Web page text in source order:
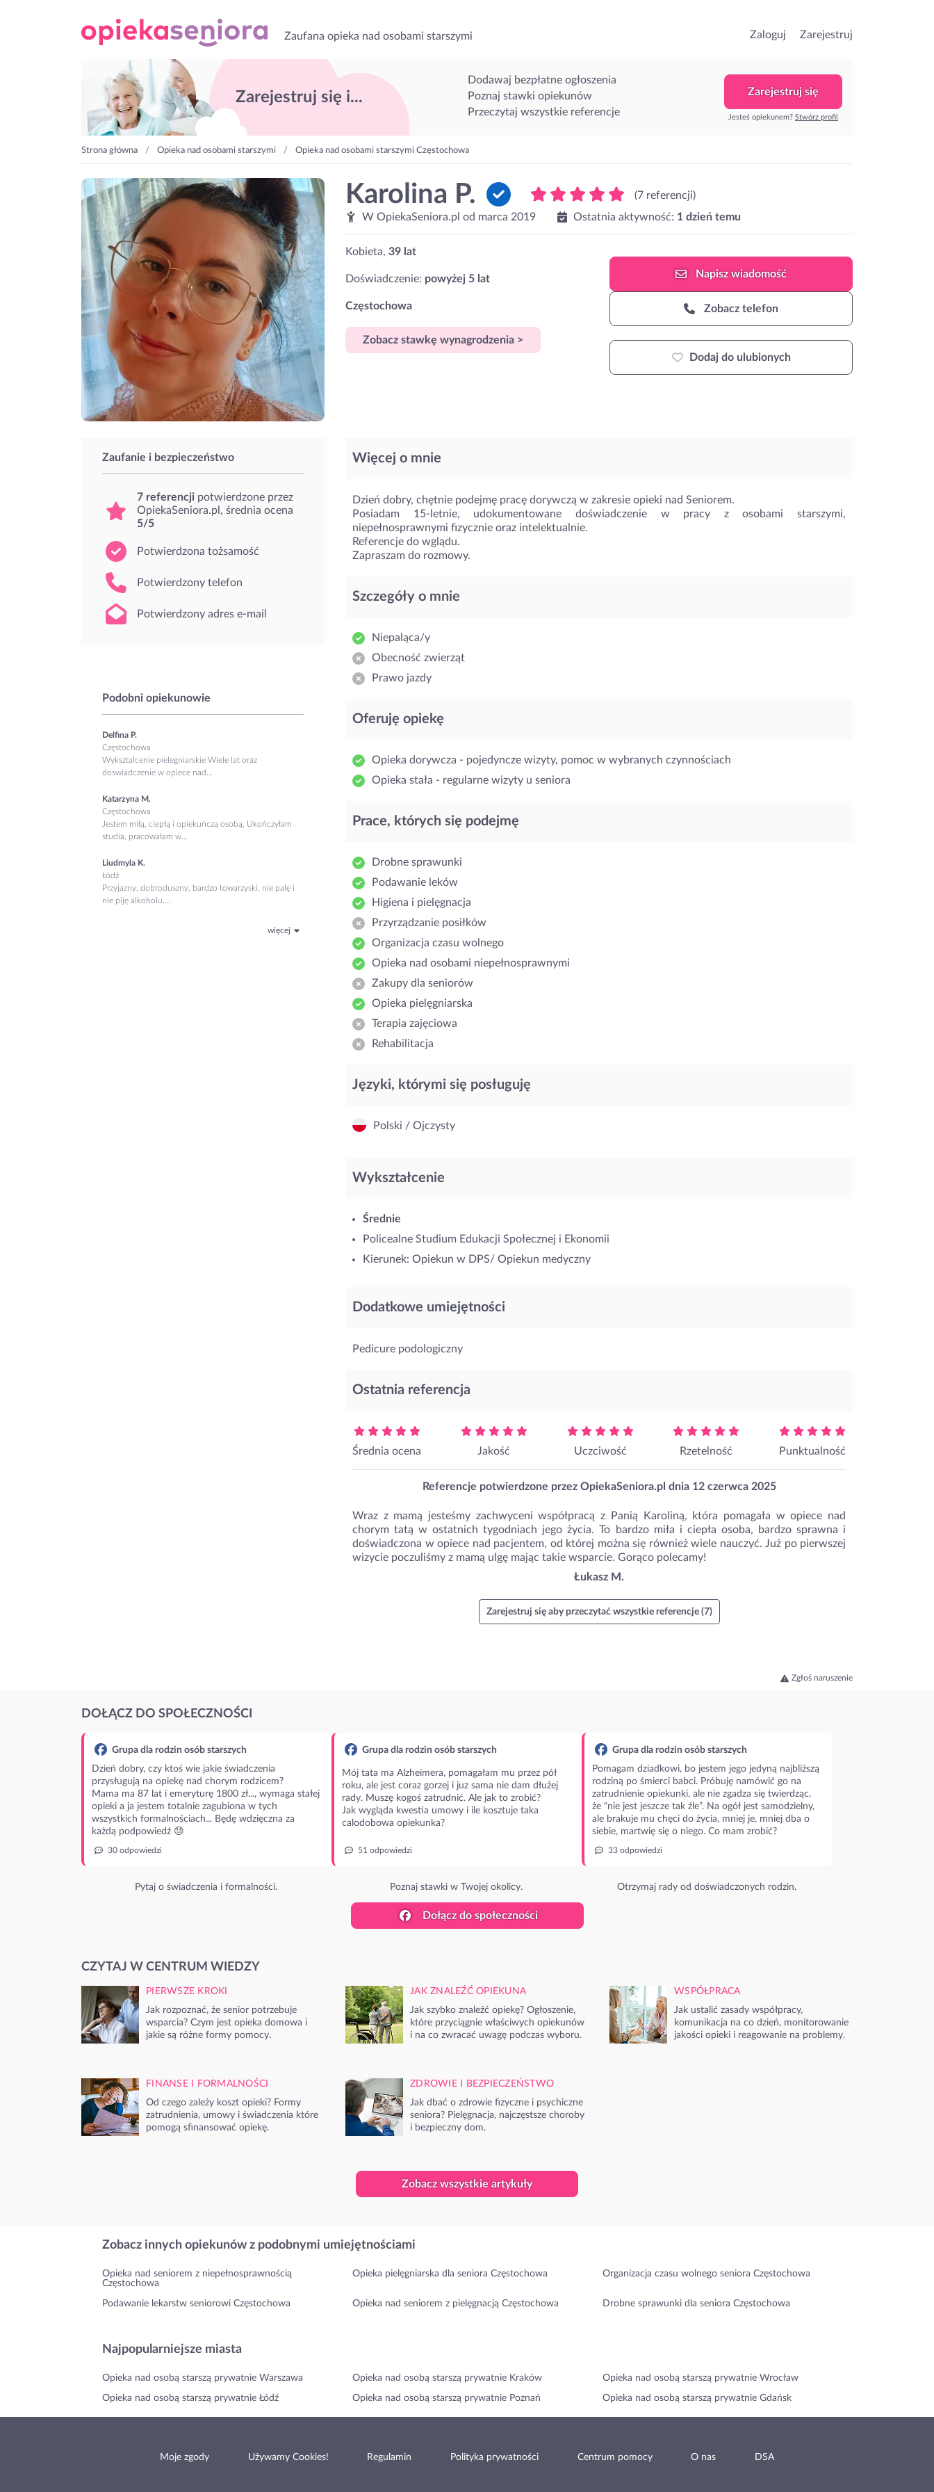
Zaufana opieka nad osobami starszymi Zaloguj Zarejestruj
Zarejestruj się i...
Dodawaj bezpłatne ogłoszenia
Poznaj stawki opiekunów
Przeczytaj wszystkie referencje
Zarejestruj się
Jesteś opiekunem? Stwórz profil
Strona główna Opieka nad osobami starszymi Opieka nad osobami starszymi Częstochowa
Karolina P.
(7 referencji)
W OpiekaSeniora.pl od marca 2019 Ostatnia aktywność: 1 dzień temu
Kobieta, 39 lat
Doświadczenie: powyżej 5 lat
Częstochowa
Zobacz stawkę wynagrodzenia >
Napiszwiadomość
Zobacz telefon
Dodaj do ulubionych
Zaufanie i bezpieczeństwo
7 referencji potwierdzone przez
OpiekaSeniora.pl, średnia ocena
5/5
Potwierdzona tożsamość
Potwierdzony telefon
Potwierdzony adres e-mail
Podobni opiekunowie
Delfina P.
Częstochowa
Wyksztalcenie pielegniarskie Wiele lat oraz
doswiadczenie w opiece nad...
Katarzyna M.
Częstochowa
Jestem miłą, ciepłą i opiekuńczą osobą. Ukończyłam
studia, pracowałam w...
Liudmyla K.
Łódź
Przyjazny, dobroduszny, bardzo towarzyski, nie palę i
nie piję alkoholu....
więcej
Więcej o mnie
Dzień dobry, chętnie podejmę pracę dorywczą w zakresie opieki nad Seniorem.
Posiadam 15-letnie, udokumentowane doświadczenie w pracy z osobami starszymi,
niepełnosprawnymi fizycznie oraz intelektualnie.
Referencje do wglądu.
Zapraszam do rozmowy.
Szczegóły o mnie
Niepaląca/y
Obecność zwierząt
Prawo jazdy
Oferuję opiekę
Opieka dorywcza - pojedyncze wizyty, pomoc w wybranych czynnościach
Opieka stała - regularne wizyty u seniora
Prace, których się podejmę
Drobne sprawunki
Podawanie leków
Higiena i pielęgnacja
Przyrządzanie posiłków
Organizacja czasu wolnego
Opieka nad osobami niepełnosprawnymi
Zakupy dla seniorów
Opieka pielęgniarska
Terapia zajęciowa
Rehabilitacja
Języki, którymi się posługuję
Polski / Ojczysty
Wykształcenie
Średnie
Policealne Studium Edukacji Społecznej i Ekonomii
Kierunek: Opiekun w DPS/ Opiekun medyczny
Dodatkowe umiejętności
Pedicure podologiczny
Ostatnia referencja
Średnia ocena Jakość Uczciwość Rzetelność Punktualność
Referencje potwierdzone przez OpiekaSeniora.pl dnia 12 czerwca 2025
Wraz z mamą jesteśmy zachwyceni współpracą z Panią Karoliną, która pomagała w opiece nad
chorym tatą w ostatnich tygodniach jego życia. To bardzo miła i ciepła osoba, bardzo sprawna i
doświadczona w opiece nad pacjentem, od której można się również wiele nauczyć. Już po pierwszej
wizycie poczuliśmy z mamą ulgę mając takie wsparcie. Gorąco polecamy!
Łukasz M.
Zarejestruj się aby przeczytać wszystkie referencje (7)
Zgłoś naruszenie
DOŁĄCZ DO SPOŁECZNOŚCI
Grupa dla rodzin osób starszych
Dzień dobry, czy ktoś wie jakie świadczenia
przysługują na opiekę nad chorym rodzicem?
Mama ma 87 lat i emeryturę 1800 zł..., wymaga stałej
opieki a ja jestem totalnie zagubiona w tych
wszystkich formalnościach... Będę wdzięczna za
każdą podpowiedź 😓
30 odpowiedzi
Pytaj o świadczenia i formalności.
Grupa dla rodzin osób starszych
Mój tata ma Alzheimera, pomagałam mu przez pół
roku, ale jest coraz gorzej i juz sama nie dam dłużej
rady. Muszę kogoś zatrudnić. Ale jak to zrobić?
Jak wygląda kwestia umowy i ile kosztuje taka
calodobowa opiekunka?
51 odpowiedzi
Poznaj stawki w Twojej okolicy.
Grupa dla rodzin osób starszych
Pomagam dziadkowi, bo jestem jego jedyną najbliższą
rodziną po śmierci babci. Próbuję namówić go na
zatrudnienie opiekunki, ale nie zgadza się twierdząc,
że “nie jest jeszcze tak źle”. Na ogół jest samodzielny,
ale brakuje mu chęci do życia, mniej je, mniej dba o
siebie, martwię się o niego. Co mam zrobić?
33 odpowiedzi
Otrzymaj rady od doświadczonych rodzin.
Dołącz do społeczności
CZYTAJ W CENTRUM WIEDZY
PIERWSZE KROKI
Jak rozpoznać, że senior potrzebuje
wsparcia? Czym jest opieka domowa i
jakie są różne formy pomocy.
JAK ZNALEŹĆ OPIEKUNA
Jak szybko znaleźć opiekę? Ogłoszenie,
które przyciągnie właściwych opiekunów
i na co zwracać uwagę podczas wyboru.
WSPÓŁPRACA
Jak ustalić zasady współpracy,
komunikacja na co dzień, monitorowanie
jakości opieki i reagowanie na problemy.
FINANSE I FORMALNOŚCI
Od czego zależy koszt opieki? Formy
zatrudnienia, umowy i świadczenia które
pomogą sfinansować opiekę.
ZDROWIE I BEZPIECZEŃSTWO
Jak dbać o zdrowie fizyczne i psychiczne
seniora? Pielęgnacja, najczęstsze choroby
i bezpieczny dom.
Zobacz wszystkie artykuły
Zobacz innych opiekunów z podobnymi umiejętnościami
Opieka nad seniorem z niepełnosprawnością
Częstochowa
Opieka pielęgniarska dla seniora Częstochowa Organizacja czasu wolnego seniora Częstochowa
Podawanie lekarstw seniorowi Częstochowa Opieka nad seniorem z pielęgnacją Częstochowa Drobne sprawunki dla seniora Częstochowa
Najpopularniejsze miasta
Opieka nad osobą starszą prywatnie Warszawa Opieka nad osobą starszą prywatnie Kraków Opieka nad osobą starszą prywatnie Wrocław
Opieka nad osobą starszą prywatnie Łódź Opieka nad osobą starszą prywatnie Poznań Opieka nad osobą starszą prywatnie Gdańsk
Moje zgody Używamy Cookies! Regulamin Polityka prywatności Centrum pomocy O nas DSA